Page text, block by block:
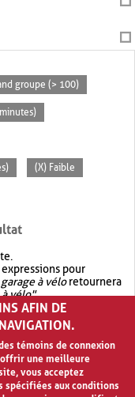
groupe (> 100)
(X) Faible
pour
garage à véloretournera
vélo".
OR.garage OR vélo
garage à vélo
AFIN DE
témoins de connexion
une meilleure
vous acceptez
spécifiées aux conditions